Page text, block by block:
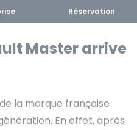
Réservation
Master arrive
la marque française
En effet, après